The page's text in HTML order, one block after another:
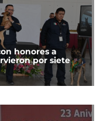
honores a
por siete